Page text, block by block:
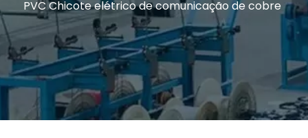
PVC Chicote elétrico de comunicação de cobre